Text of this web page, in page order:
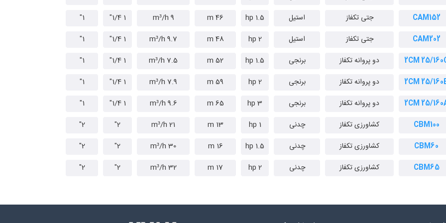
CAM152
جتی تکفاز استیل 1.5 hp
46 m
9 m³/h
1 1/4"
1"
CAM202
جتی تکفاز استیل 2 hp
48 m
9.7 m³/h
1 1/4"
1"
2CM 25/
دو پروانه تکفاز برنجی 1.5 hp
52 m
7.5 m³/h
1 1/4"
1"
2CM 25/
دو پروانه تکفاز برنجی 2 hp
59 m
7.9 m³/h
1 1/4"
1"
2CM 25/
دو پروانه تکفاز برنجی 3 hp
65 m
9.6 m³/h
1 1/4"
1"
CBM100
کشاورزی تکفاز چدنی 1 hp
13 m
21 m³/h
2"
2"
CBM60
کشاورزی تکفاز چدنی 1.5 hp
16 m
30 m³/h
2"
2"
CBM65
کشاورزی تکفاز چدنی 2 hp
17 m
32 m³/h
2"
2"